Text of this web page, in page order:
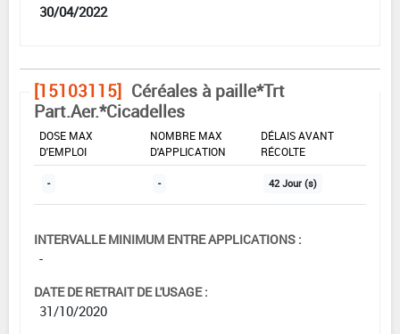
30/04/2022
[15103115] Céréales à paille*Trt
Part.Aer.*Cicadelles
DOSE MAX
D'EMPLOI
NOMBRE MAX
D'APPLICATION
DÉLAIS AVANT
RÉCOLTE
- - 42 Jour (s)
INTERVALLE MINIMUM ENTRE APPLICATIONS :
-
DATE DE RETRAIT DE L'USAGE :
31/10/2020